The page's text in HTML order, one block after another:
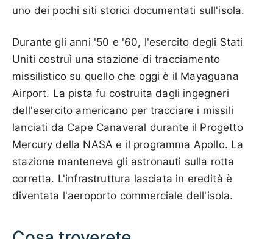
uno dei pochi siti storici documentati sull'isola.
Durante gli anni '50 e '60, l'esercito degli Stati
Uniti costruì una stazione di tracciamento
missilistico su quello che oggi è il Mayaguana
Airport. La pista fu costruita dagli ingegneri
dell'esercito americano per tracciare i missili
lanciati da Cape Canaveral durante il Progetto
Mercury della NASA e il programma Apollo. La
stazione manteneva gli astronauti sulla rotta
corretta. L'infrastruttura lasciata in eredità è
diventata l'aeroporto commerciale dell'isola.